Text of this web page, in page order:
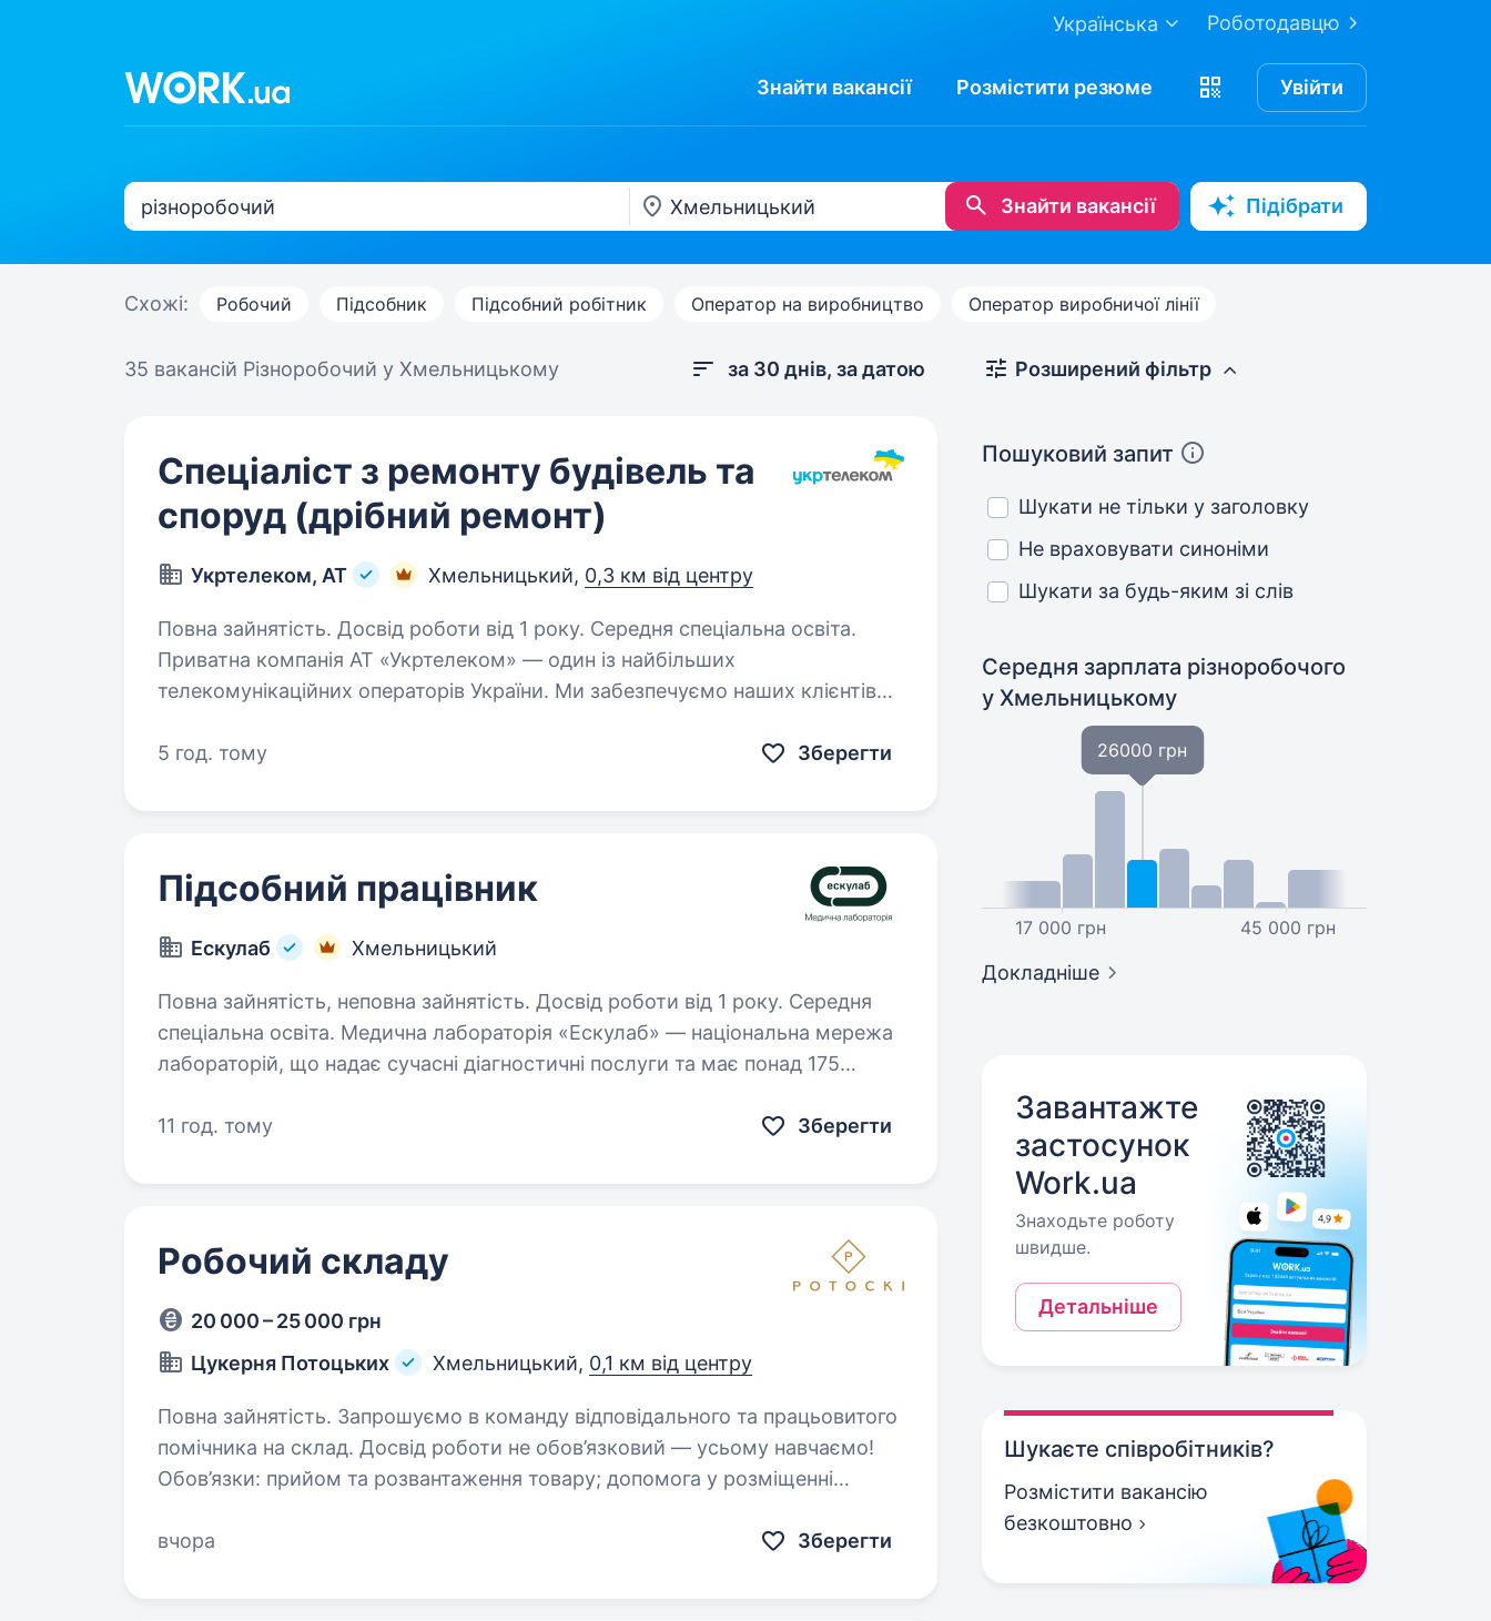
Роботодавцю
Українська
Знайти вакансії Розмістити резюме Увійти
Знайти вакансії Підібрати
Схожі: Робочий Підсобник Підсобний робітник Оператор на виробництво Оператор виробничої лінії
35 вакансій Різноробочий у Хмельницькому за 30 днів, за датою
Спеціаліст з ремонту будівель та
споруд (дрібний ремонт)
Укртелеком, АТ Хмельницький, 0,3 км від центру
Повна зайнятість. Досвід роботи від 1 року. Середня спеціальна освіта.
Приватна компанія АТ «Укртелеком» — один із найбільших
телекомунікаційних операторів України. Ми забезпечуємо наших клієнтів
має стратегічне…
5 год. тому Зберегти
Підсобний працівник
Ескулаб Хмельницький
Повна зайнятість, неповна зайнятість. Досвід роботи від 1 року. Середня
спеціальна освіта. Медична лабораторія «Ескулаб» — національна мережа
лабораторій, що надає сучасні діагностичні послуги та має понад 175
Підсобного працівника…
11 год. тому Зберегти
Робочий складу
20 000 – 25 000 грн
Цукерня Потоцьких
Хмельницький, 0,1 км від центру
Повна зайнятість. Запрошуємо в команду відповідального та працьовитого
помічника на склад. Досвід роботи не обов’язковий — усьому навчаємо!
Обов’язки: прийом та розвантаження товару; допомога у розміщенні
вчора
Зберегти
Розширений фільтр
Пошуковий запит
Шукати не тільки у заголовку
Не враховувати синоніми
Шукати за будь-яким зі слів
Середня зарплата різноробочого
у Хмельницькому
17 000 грн
26000 грн
45 000 грн
Докладніше
Завантажте
застосунок
Work.ua
Знаходьте роботу
швидше.
Детальніше
Шукаєте співробітників?
Розмістити вакансію
безкоштовно